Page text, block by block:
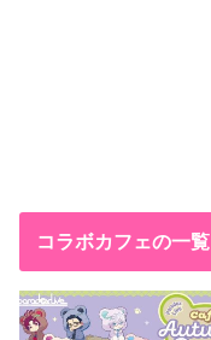
コラボカフェの一覧